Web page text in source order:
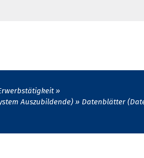
Auszubildende)
Datenblätter